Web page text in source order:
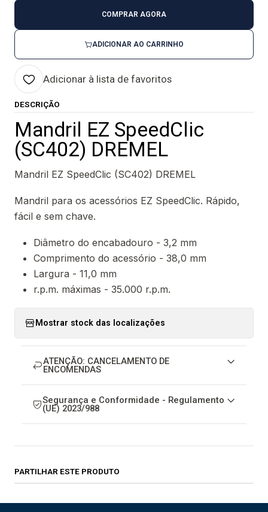
ADICIONAR AO CARRINHO
COMPRAR AGORA
Adicionar à lista de favoritos
DESCRIÇÃO
Mandril EZ SpeedClic
(SC402) DREMEL
Mandril EZ SpeedClic (SC402) DREMEL
Mandril para os acessórios EZ SpeedClic. Rápido,
fácil e sem chave.
Diâmetro do encabadouro - 3,2 mm
Comprimento do acessório - 38,0 mm
Largura - 11,0 mm
r.p.m. máximas - 35.000 r.p.m.
Mostrar stock das localizações
ATENÇÃO: CANCELAMENTO DE
ENCOMENDAS
Segurança e Conformidade - Regulamento
(UE) 2023/988
PARTILHAR ESTE PRODUTO